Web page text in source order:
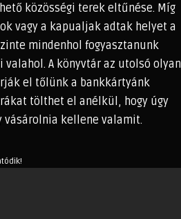
közösségi terek eltűnése. Míg
vagy a kapualjak adtak helyet a
mindenhol fogyasztanunk
A könyvtár az utolsó olyan
el tőlünk a bankkártyánk
tölthet el anélkül, hogy úgy
vásárolnia kellene valamit.